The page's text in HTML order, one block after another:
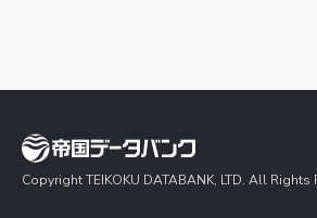
Copyright TEIKOKU DATABANK, LTD. All Rights